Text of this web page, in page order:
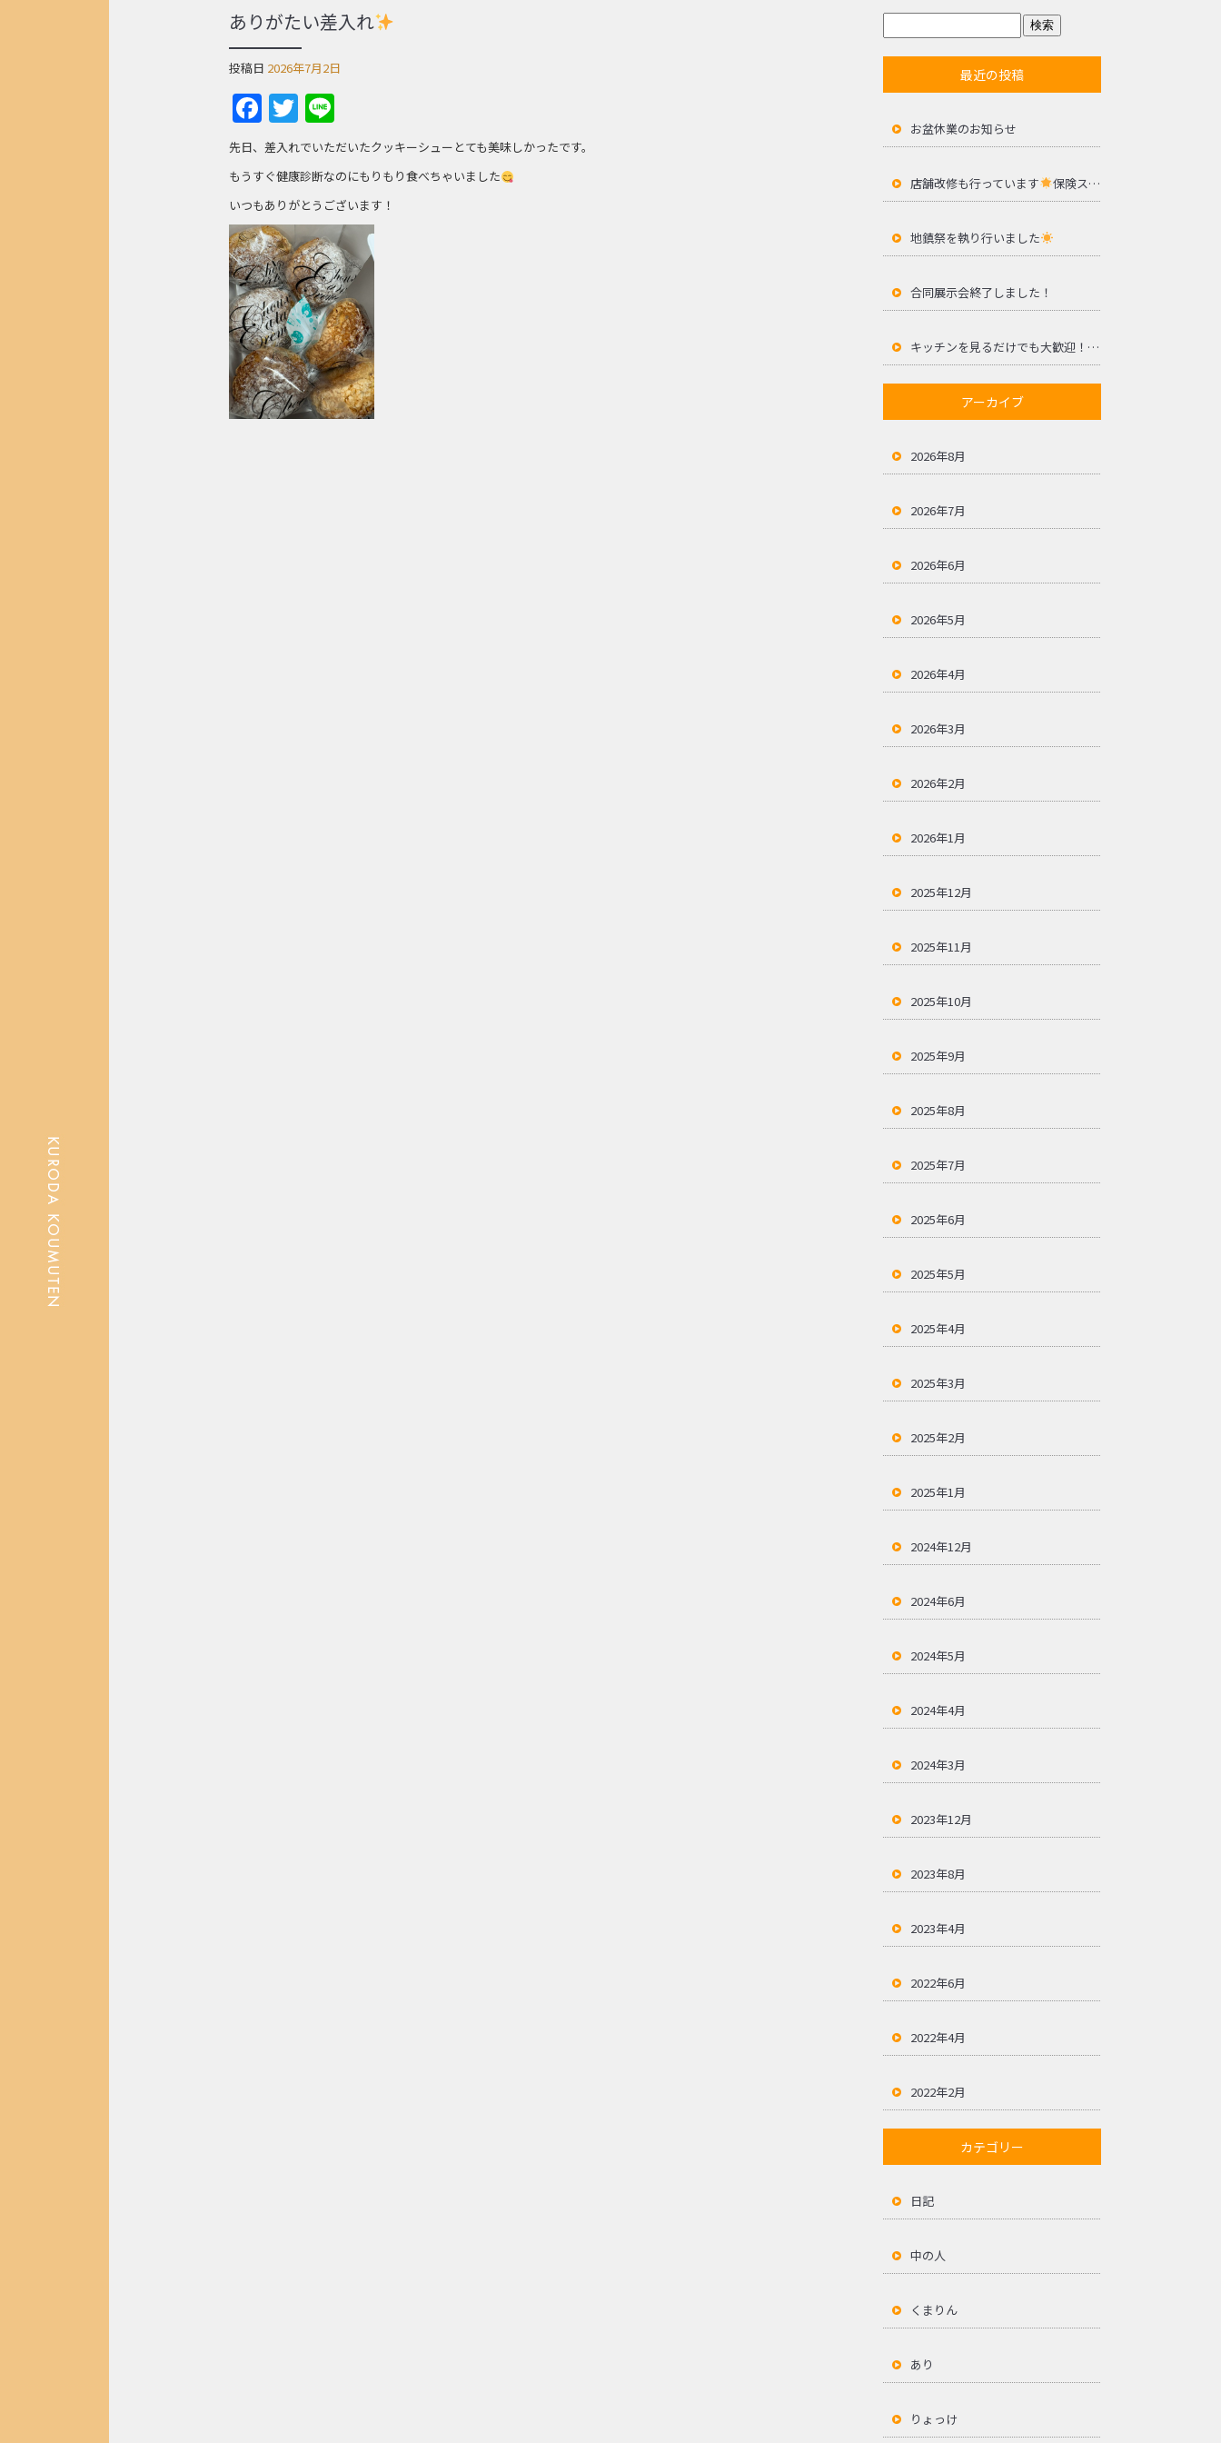
ありがたい差入れ
投稿日 2026年7月2日
Facebook
Twitter
先日、差入れでいただいたクッキーシューとても美味しかったです。
もうすぐ健康診断なのにもりもり食べちゃいました
いつもありがとうございます！
最近の投稿
お盆休業のお知らせ
店舗改修も行っています 保険ステーションサセボ様
地鎮祭を執り行いました
合同展示会終了しました！
キッチンを見るだけでも大歓迎！合同展示会開催
アーカイブ
2026年8月
2026年7月
2026年6月
2026年5月
2026年4月
2026年3月
2026年2月
2026年1月
2025年12月
2025年11月
2025年10月
2025年9月
2025年8月
2025年7月
2025年6月
2025年5月
2025年4月
2025年3月
2025年2月
2025年1月
2024年12月
2024年6月
2024年5月
2024年4月
2024年3月
2023年12月
2023年8月
2023年4月
2022年6月
2022年4月
2022年2月
カテゴリー
日記
中の人
くまりん
あり
りょっけ